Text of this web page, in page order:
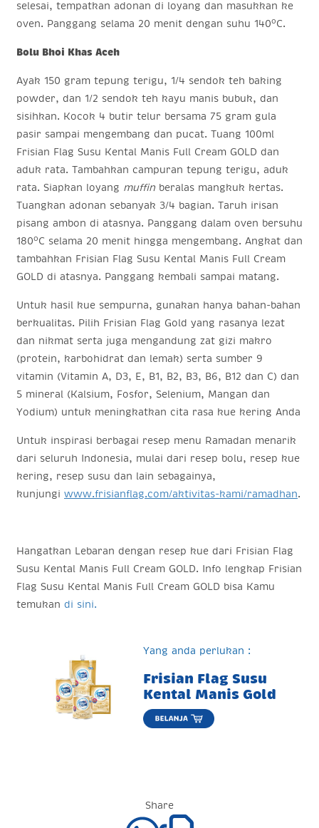
selesai, tempatkan adonan di loyang dan masukkan ke
oven. Panggang selama 20 menit dengan suhu 140oC.
Bolu Bhoi Khas Aceh
Ayak 150 gram tepung terigu, 1/4 sendok teh baking
powder, dan 1/2 sendok teh kayu manis bubuk, dan
sisihkan. Kocok 4 butir telur bersama 75 gram gula
pasir sampai mengembang dan pucat. Tuang 100ml
Frisian Flag Susu Kental Manis Full Cream GOLD dan
aduk rata. Tambahkan campuran tepung terigu, aduk
rata. Siapkan loyang muffin beralas mangkuk kertas.
Tuangkan adonan sebanyak 3/4 bagian. Taruh irisan
pisang ambon di atasnya. Panggang dalam oven bersuhu
180oC selama 20 menit hingga mengembang. Angkat dan
tambahkan Frisian Flag Susu Kental Manis Full Cream
GOLD di atasnya. Panggang kembali sampai matang.
Untuk hasil kue sempurna, gunakan hanya bahan-bahan
berkualitas. Pilih Frisian Flag Gold yang rasanya lezat
dan nikmat serta juga mengandung zat gizi makro
(protein, karbohidrat dan lemak) serta sumber 9
vitamin (Vitamin A, D3, E, B1, B2, B3, B6, B12 dan C) dan
5 mineral (Kalsium, Fosfor, Selenium, Mangan dan
Yodium) untuk meningkatkan cita rasa kue kering Anda
Untuk inspirasi berbagai resep menu Ramadan menarik
dari seluruh Indonesia, mulai dari resep bolu, resep kue
kering, resep susu dan lain sebagainya,
kunjungi www.frisianflag.com/aktivitas-kami/ramadhan.
Hangatkan Lebaran dengan resep kue dari Frisian Flag
Susu Kental Manis Full Cream GOLD. Info lengkap Frisian
Flag Susu Kental Manis Full Cream GOLD bisa Kamu
temukan di sini.
Yang anda perlukan :
Frisian Flag Susu
Kental Manis Gold
Share